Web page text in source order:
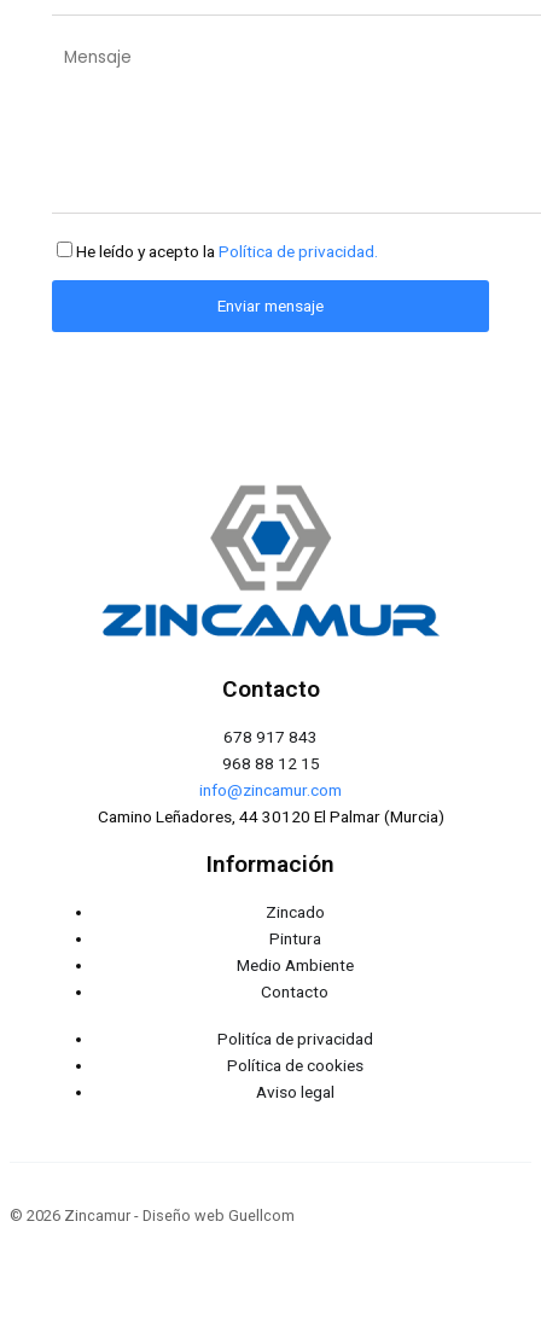
He leído y acepto la Política de privacidad.
Contacto
678 917 843
968 88 12 15
info@zincamur.com
Camino Leñadores, 44 30120 El Palmar (Murcia)
Información
Zincado
Pintura
Medio Ambiente
Contacto
Politíca de privacidad
Política de cookies
Aviso legal
© 2026 Zincamur - Diseño web Guellcom